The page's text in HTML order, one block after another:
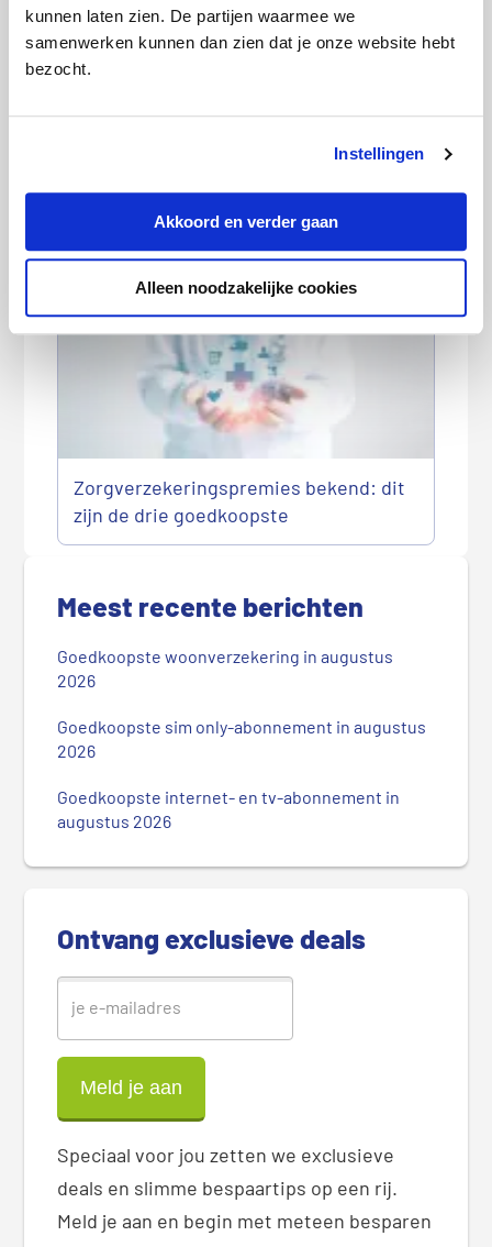
kunnen laten zien. De partijen waarmee we
samenwerken kunnen dan zien dat je onze website hebt
bezocht.
Instellingen
Akkoord en verder gaan
Alleen noodzakelijke cookies
einde van het jaar overstappen van
Zorgverzekeringspremies bekend: dit
zijn de drie goedkoopste
e
Meest recente berichten
Goedkoopste woonverzekering in augustus
2026
Goedkoopste sim only-abonnement in augustus
2026
Goedkoopste internet- en tv-abonnement in
augustus 2026
Ontvang exclusieve deals
Speciaal voor jou zetten we exclusieve
deals en slimme bespaartips op een rij.
Meld je aan en begin met meteen besparen